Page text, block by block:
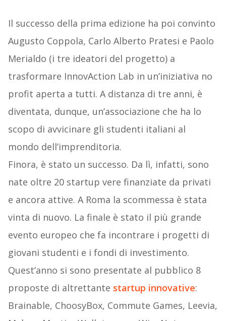
Il successo della prima edizione ha poi convinto
Augusto Coppola, Carlo Alberto Pratesi e Paolo
Merialdo (i tre ideatori del progetto) a
trasformare InnovAction Lab in un’iniziativa no
profit aperta a tutti. A distanza di tre anni, è
diventata, dunque, un’associazione che ha lo
scopo di avvicinare gli studenti italiani al
mondo dell’imprenditoria.
Finora, è stato un successo. Da lì, infatti, sono
nate oltre 20 startup vere finanziate da privati
e ancora attive. A Roma la scommessa è stata
vinta di nuovo. La finale è stato il più grande
evento europeo che fa incontrare i progetti di
giovani studenti e i fondi di investimento.
Quest’anno si sono presentate al pubblico 8
proposte di altrettante startup innovative:
Brainable, ChoosyBox, Commute Games, Leevia,